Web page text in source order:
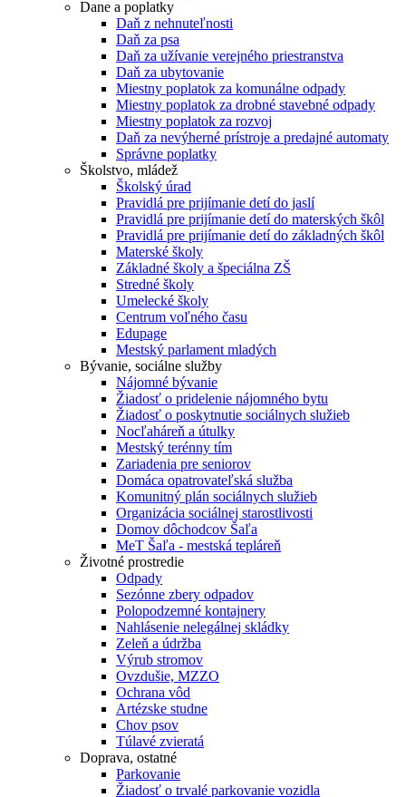
Dane a poplatky
Daň z nehnuteľnosti
Daň za psa
Daň za užívanie verejného priestranstva
Daň za ubytovanie
Miestny poplatok za komunálne odpady
Miestny poplatok za drobné stavebné odpady
Miestny poplatok za rozvoj
Daň za nevýherné prístroje a predajné automaty
Správne poplatky
Školstvo, mládež
Školský úrad
Pravidlá pre prijímanie detí do jaslí
Pravidlá pre prijímanie detí do materských škôl
Pravidlá pre prijímanie detí do základných škôl
Materské školy
Základné školy a špeciálna ZŠ
Stredné školy
Umelecké školy
Centrum voľného času
Edupage
Mestský parlament mladých
Bývanie, sociálne služby
Nájomné bývanie
Žiadosť o pridelenie nájomného bytu
Žiadosť o poskytnutie sociálnych služieb
Nocľaháreň a útulky
Mestský terénny tím
Zariadenia pre seniorov
Domáca opatrovateľská služba
Komunitný plán sociálnych služieb
Organizácia sociálnej starostlivosti
Domov dôchodcov Šaľa
MeT Šaľa - mestská tepláreň
Životné prostredie
Odpady
Sezónne zbery odpadov
Polopodzemné kontajnery
Nahlásenie nelegálnej skládky
Zeleň a údržba
Výrub stromov
Ovzdušie, MZZO
Ochrana vôd
Artézske studne
Chov psov
Túlavé zvieratá
Doprava, ostatné
Parkovanie
Žiadosť o trvalé parkovanie vozidla